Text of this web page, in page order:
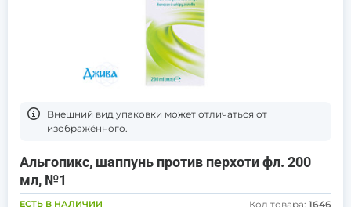
Bнешний вид упаковки может отличаться от
изображённого.
Альгопикс, шаппунь против перхоти фл. 200
мл, №1
ЕСТЬ В НАЛИЧИИ Код товара: 1646